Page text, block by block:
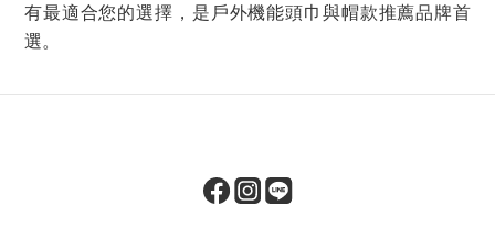
有最適合您的選擇，是戶外機能頭巾與帽款推薦品牌首
選。